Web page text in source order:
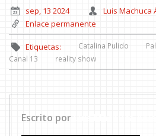
sep, 13 2024 Luis Machuca
Enlace permanente
Etiquetas: Catalina Pulido
Canal 13
reality show
Escrito por